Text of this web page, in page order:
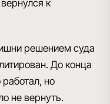
к
решением суда
До конца
но
не вернуть.